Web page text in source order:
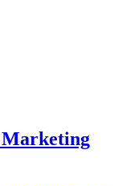
Marketing